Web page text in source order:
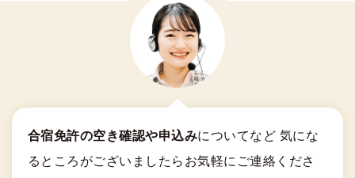
合宿免許の空き確認や申込みについてなど 気にな
るところがございましたらお気軽にご連絡くださ